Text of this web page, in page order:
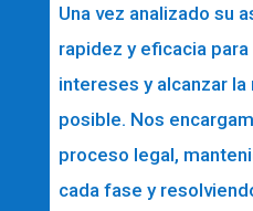
Una vez analizado su
rapidez y eficacia
intereses y alcanzar
posible. Nos
proceso legal,
cada fase y